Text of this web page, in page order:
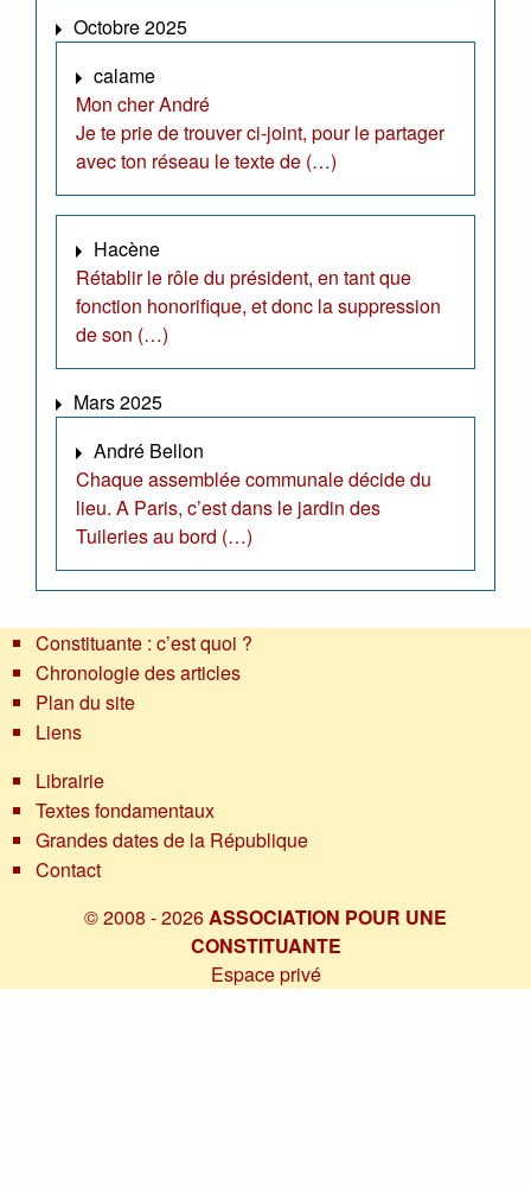
Octobre 2025
calame
Mon cher André
Je te prie de trouver ci-joint, pour le partager
avec ton réseau le texte de (…)
Hacène
Rétablir le rôle du président, en tant que
fonction honorifique, et donc la suppression
de son (…)
Mars 2025
André Bellon
Chaque assemblée communale décide du
lieu. A Paris, c’est dans le jardin des
Tuileries au bord (…)
Constituante : c’est quoi ?
Chronologie des articles
Plan du site
Liens
Librairie
Textes fondamentaux
Grandes dates de la République
Contact
© 2008 - 2026ASSOCIATION POUR UNE
CONSTITUANTE
Espace privé